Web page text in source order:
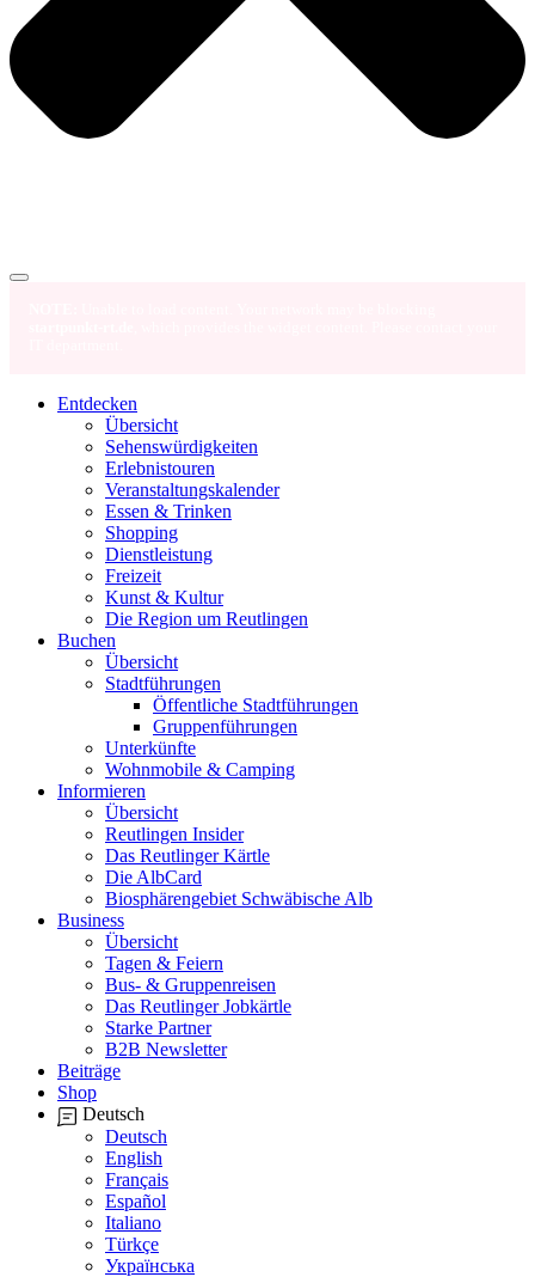
Entdecken
Übersicht
Sehenswürdigkeiten
Erlebnistouren
Veranstaltungskalender
Essen & Trinken
Shopping
Dienstleistung
Freizeit
Kunst & Kultur
Die Region um Reutlingen
Buchen
Übersicht
Stadtführungen
Öffentliche Stadtführungen
Gruppenführungen
Unterkünfte
Wohnmobile & Camping
Informieren
Übersicht
Reutlingen Insider
Das Reutlinger Kärtle
Die AlbCard
Biosphärengebiet Schwäbische Alb
Business
Übersicht
Tagen & Feiern
Bus- & Gruppenreisen
Das Reutlinger Jobkärtle
Starke Partner
B2B Newsletter
Beiträge
Shop
Deutsch
Deutsch
English
Français
Español
Italiano
Türkçe
Українська